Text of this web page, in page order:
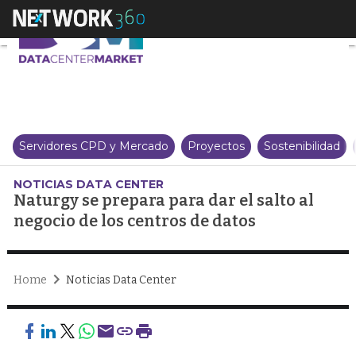
Naturgy se prepara para dar el
Servidores CPD y Mercado Proyectos Sostenibilidad
NOTICIAS DATA CENTER
Naturgy se prepara para dar el salto al
negocio de los centros de datos
Home Noticias Data Center